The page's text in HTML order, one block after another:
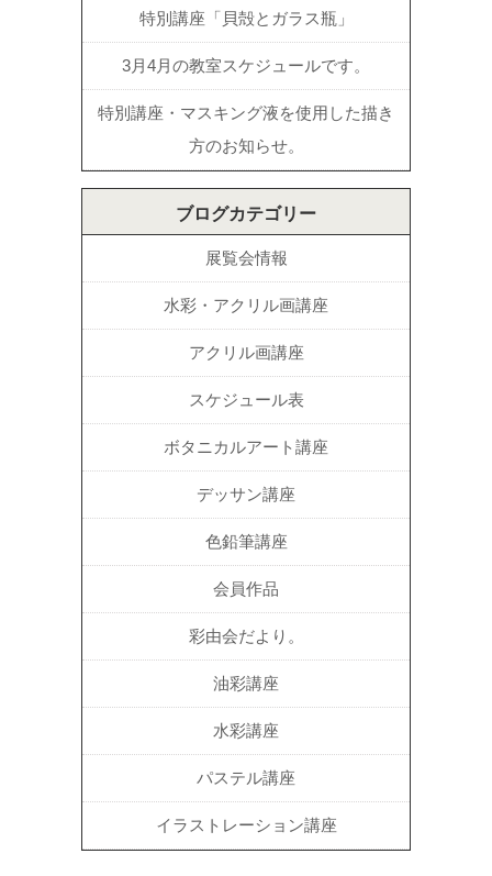
特別講座「貝殻とガラス瓶」
3月4月の教室スケジュールです。
特別講座・マスキング液を使用した描き
方のお知らせ。
ブログカテゴリー
展覧会情報
水彩・アクリル画講座
アクリル画講座
スケジュール表
ボタニカルアート講座
デッサン講座
色鉛筆講座
会員作品
彩由会だより。
油彩講座
水彩講座
パステル講座
イラストレーション講座